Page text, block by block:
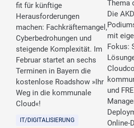
fit für künftige
Herausforderungen
machen: Fachkräftemangel,
Cyberbedrohungen und
steigende Komplexität. Im
Februar startet an sechs
Terminen in Bayern die
kostenlose Roadshow »Ihr
Weg in die kommunale
Cloud«!
IT/DIGITALISIERUNG
Thema
Die
mit
Fokus:
und
Online-